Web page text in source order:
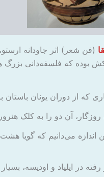
(فن شعر) اثر جاودانه
بوده که فلسفه‌دانی
که از دوران یونان
آن دو را به کلک
اندازه می‌دانیم که
رفته در ایلیاد و اودیسه،